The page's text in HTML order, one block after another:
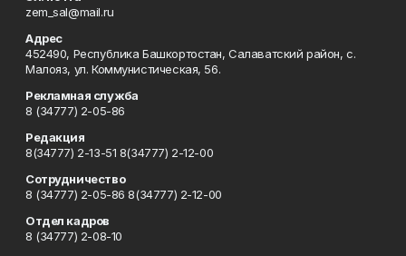
zem_sal@mail.ru
Адрес
452490, Республика Башкортостан, Салаватский район, с.
Малояз, ул. Коммунистическая, 56.
Рекламная служба
8 (34777) 2-05-86
Редакция
8(34777) 2-13-51 8(34777) 2-12-00
Сотрудничество
8 (34777) 2-05-86 8(34777) 2-12-00
Отдел кадров
8 (34777) 2-08-10